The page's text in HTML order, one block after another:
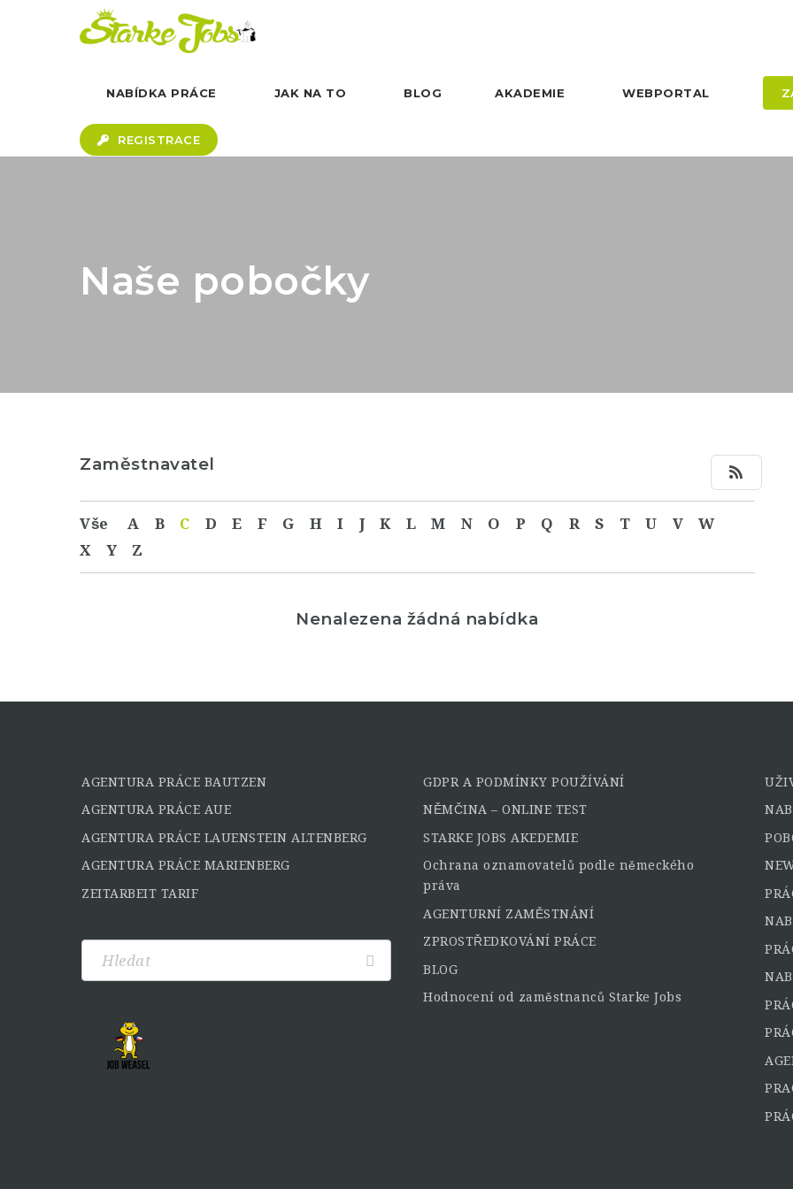
NABÍDKA PRÁCE JAK NA TO BLOG AKADEMIE WEBPORTAL
REGISTRACE
Naše pobočky
Zaměstnavatel
Vše A B C D E F G H I J K L M N O P Q R S T U V
W
X
Y Z
Nenalezena žádná nabídka
AGENTURA PRÁCE BAUTZEN
AGENTURA PRÁCE AUE
AGENTURA PRÁCE LAUENSTEIN ALTENBERG
AGENTURA PRÁCE MARIENBERG
ZEITARBEIT TARIF
GDPR A PODMÍNKY POUŽÍVÁNÍ
NĚMČINA – ONLINE TEST
STARKE JOBS AKEDEMIE
Ochrana oznamovatelů podle německého
práva
AGENTURNÍ ZAMĚSTNÁNÍ
ZPROSTŘEDKOVÁNÍ PRÁCE
BLOG
Hodnocení od zaměstnanců Starke Jobs